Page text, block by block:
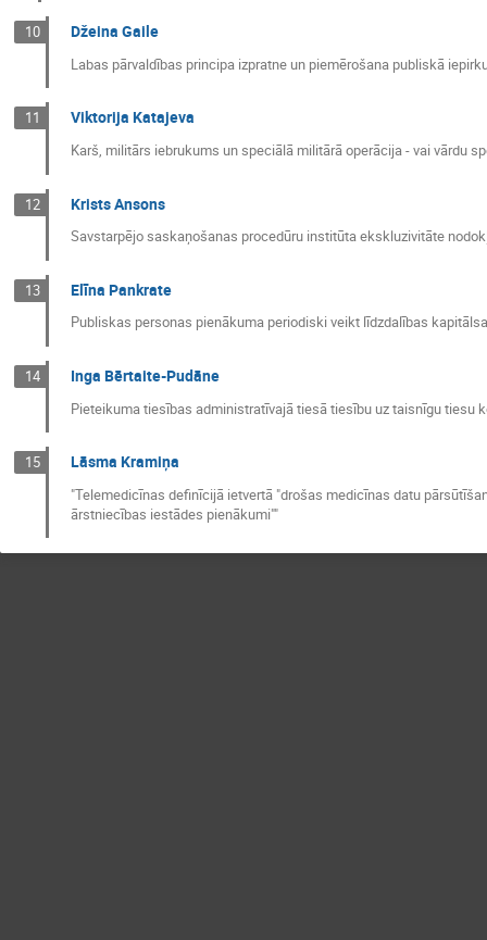
10 Džeina Gaile
Labas pārvaldības principa izpratne un piemērošana publiskā
11 Viktorija Katajeva
Karš, militārs iebrukums un speciālā militārā operācija - vai vārdu
12 Krists Ansons
Savstarpējo saskaņošanas procedūru institūta ekskluzivitāte
13 Elīna Pankrate
Publiskas personas pienākuma periodiski veikt līdzdalības
14 Inga Bērtaite-Pudāne
Pieteikuma tiesības administratīvajā tiesā tiesību uz taisnīgu tiesu
15 Lāsma Kramiņa
"Telemedicīnas definīcijā ietvertā "drošas medicīnas datu
ārstniecības iestādes pienākumi""